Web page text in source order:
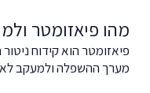
מהו פיאזומטר
פיאזומטר הוא קידוח
מערך ההשפלה ולמעקב